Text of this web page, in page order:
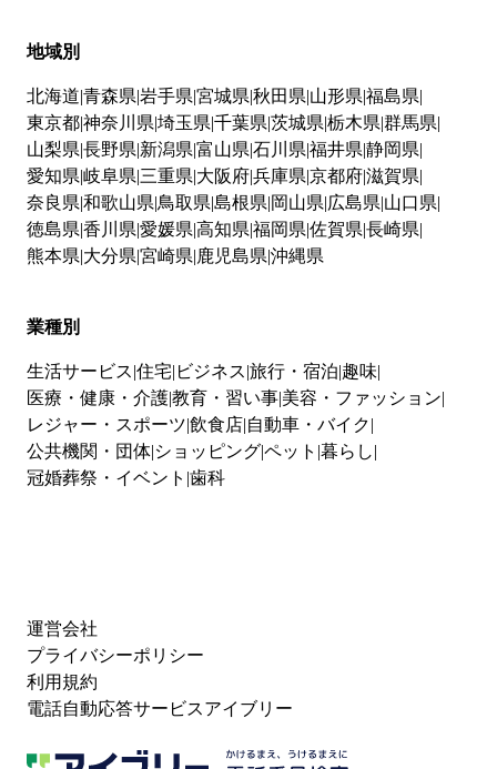
地域別
北海道 青森県 岩手県 宮城県 秋田県 山形県 福島県
東京都神奈川県 埼玉県 千葉県 茨城県 栃木県 群馬県
山梨県 長野県 新潟県 富山県 石川県 福井県 静岡県
愛知県 岐阜県 三重県 大阪府兵庫県 京都府滋賀県
奈良県 和歌山県 鳥取県 島根県 岡山県 広島県 山口県
徳島県 香川県 愛媛県 高知県 福岡県 佐賀県 長崎県
熊本県 大分県 宮崎県 鹿児島県 沖縄県
業種別
生活サービス 住宅 ビジネス 旅行・宿泊 趣味
医療・健康・介護教育・習い事 美容・ファッション
レジャー・スポーツ 飲食店 自動車・バイク
公共機関・団体 ショッピングペット 暮らし
冠婚葬祭・イベント 歯科
運営会社
プライバシーポリシー
利用規約
電話自動応答サービスアイブリー